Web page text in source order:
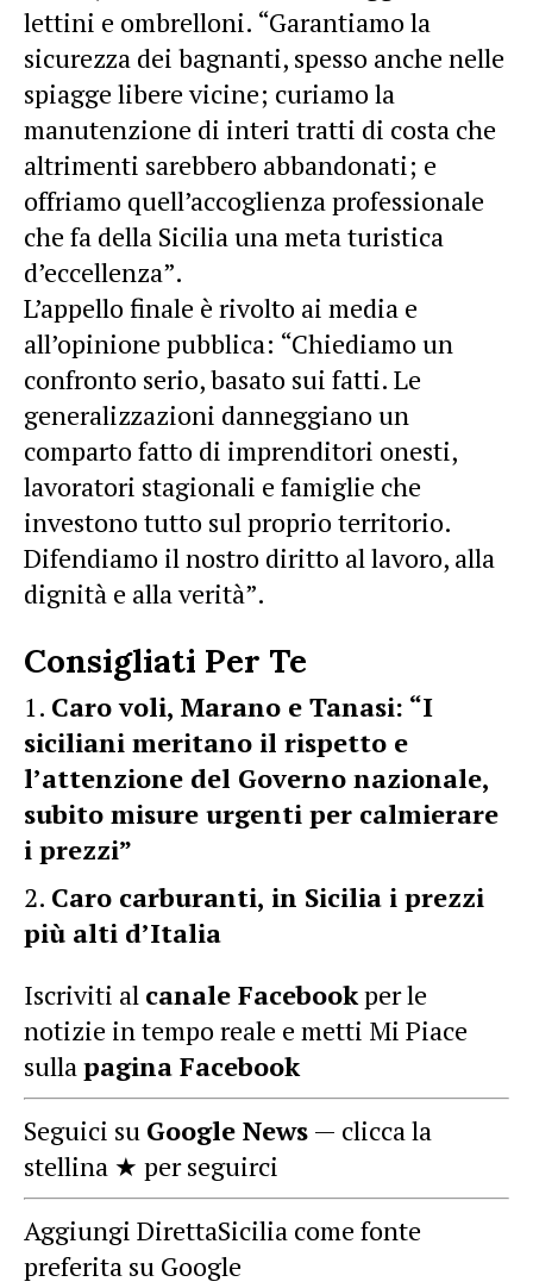
lettini e ombrelloni. “Garantiamo la
sicurezza dei bagnanti, spesso anche nelle
spiagge libere vicine; curiamo la
manutenzione di interi tratti di costa che
altrimenti sarebbero abbandonati; e
offriamo quell’accoglienza professionale
che fa della Sicilia una meta turistica
d’eccellenza”.
L’appello finale è rivolto ai media e
all’opinione pubblica: “Chiediamo un
confronto serio, basato sui fatti. Le
generalizzazioni danneggiano un
comparto fatto di imprenditori onesti,
lavoratori stagionali e famiglie che
investono tutto sul proprio territorio.
Difendiamo il nostro diritto al lavoro, alla
dignità e alla verità”.
Consigliati Per Te
Caro voli, Marano e Tanasi: “I
siciliani meritano il rispetto e
l’attenzione del Governo nazionale,
subito misure urgenti per calmierare
i prezzi”
Caro carburanti, in Sicilia i prezzi
più alti d’Italia
Iscriviti al canale Facebookper le
notizie in tempo reale e metti Mi Piace
sullapagina Facebook
Seguici su Google News — clicca la
stellina ★ per seguirci
Aggiungi DirettaSicilia come fonte
preferita su Google